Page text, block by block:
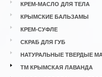
КРЕМ-МАСЛО ДЛЯ ТЕЛА
КРЫМСКИЕ БАЛЬЗАМЫ
КРЕМ-СУФЛЕ
СКРАБ ДЛЯ ГУБ
НАТУРАЛЬНЫЕ ТВЕРДЫЕ
ТМ КРЫМСКАЯ ЛАВАНДА